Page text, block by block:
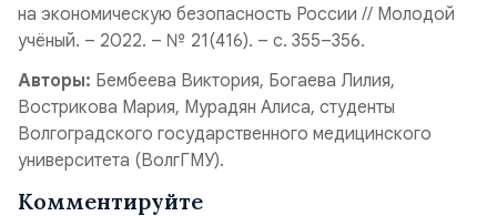
на экономическую безопасность России // Молодой
учёный. – 2022. – № 21(416). – c. 355–356.
Авторы: Бембеева Виктория, Богаева Лилия,
Вострикова Мария, Мурадян Алиса, студенты
Волгоградского государственного медицинского
университета (ВолгГМУ).
Комментируйте